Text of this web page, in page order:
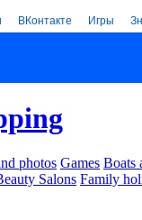
ВКонтакте Игры
photos Games Boats
Salons Family